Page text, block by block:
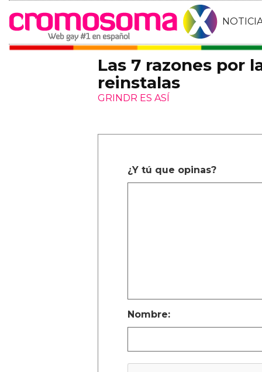
Las 7 razones por
reinstalas
GRINDR ES ASÍ
¿Y tú que opinas?
Nombre: